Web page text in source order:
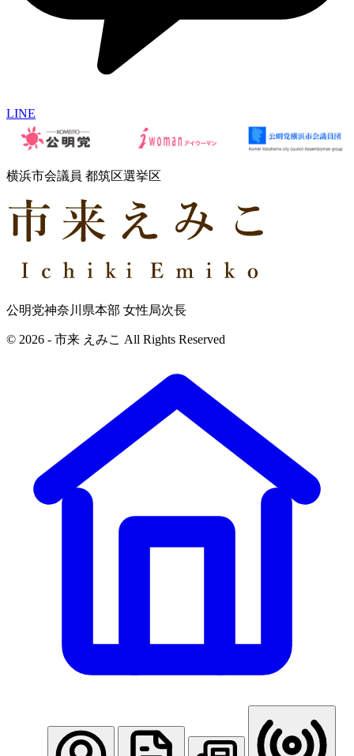
LINE
横浜市会議員 都筑区選挙区
公明党神奈川県本部 女性局次長
© 2026 - 市来 えみこ All Rights Reserved